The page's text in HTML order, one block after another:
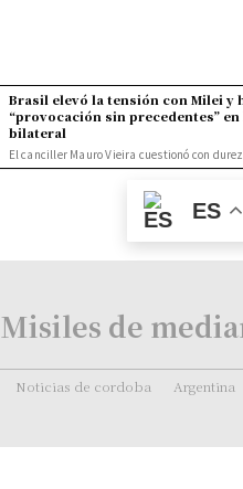
Brasil elevó la tensión con Milei y
“provocación sin precedentes”
bilateral
El canciller Mauro Vieira cuestionó con
ES
Misiles de
Noticias de cordoba Argentina